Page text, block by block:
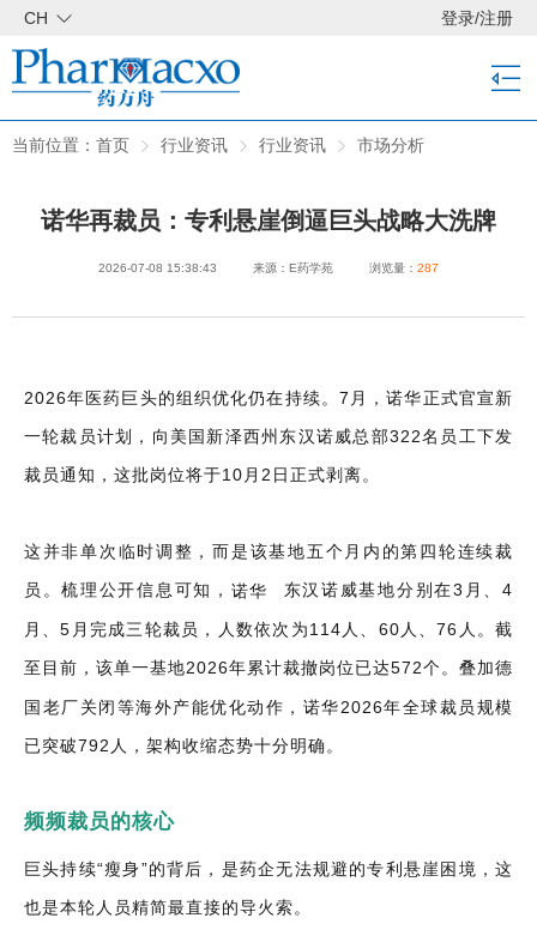
CH 登录/注册
当前位置： 首页 行业资讯 行业资讯 市场分析
诺华再裁员：专利悬崖倒逼巨头战略大洗牌
2026-07-08 15:38:43 来源：E药学苑 浏览量： 287
2026年医药巨头的组织优化仍在持续。7月，诺华正式官宣新
一轮裁员计划，向美国新泽西州东汉诺威总部322名员工下发
裁员通知，这批岗位将于10月2日正式剥离。
这并非单次临时调整，而是该基地五个月内的第四轮连续裁
员。梳理公开信息可知， 诺华 东汉诺威基地分别在3月、4
月、5月完成三轮裁员，人数依次为114人、60人、76人。截
至目前，该单一基地2026年累计裁撤岗位已达572个。叠加德
国老厂关闭等海外产能优化动作，诺华2026年全球裁员规模
已突破792人，架构收缩态势十分明确。
频频裁员的核心
巨头持续“瘦身”的背后，是药企无法规避的专利悬崖困境，这
也是本轮人员精简最直接的导火索。